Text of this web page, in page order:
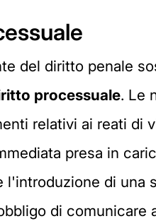
del diritto penale
processuale. Le
relativi ai reati di
presa in
l'introduzione di una
di comunicare